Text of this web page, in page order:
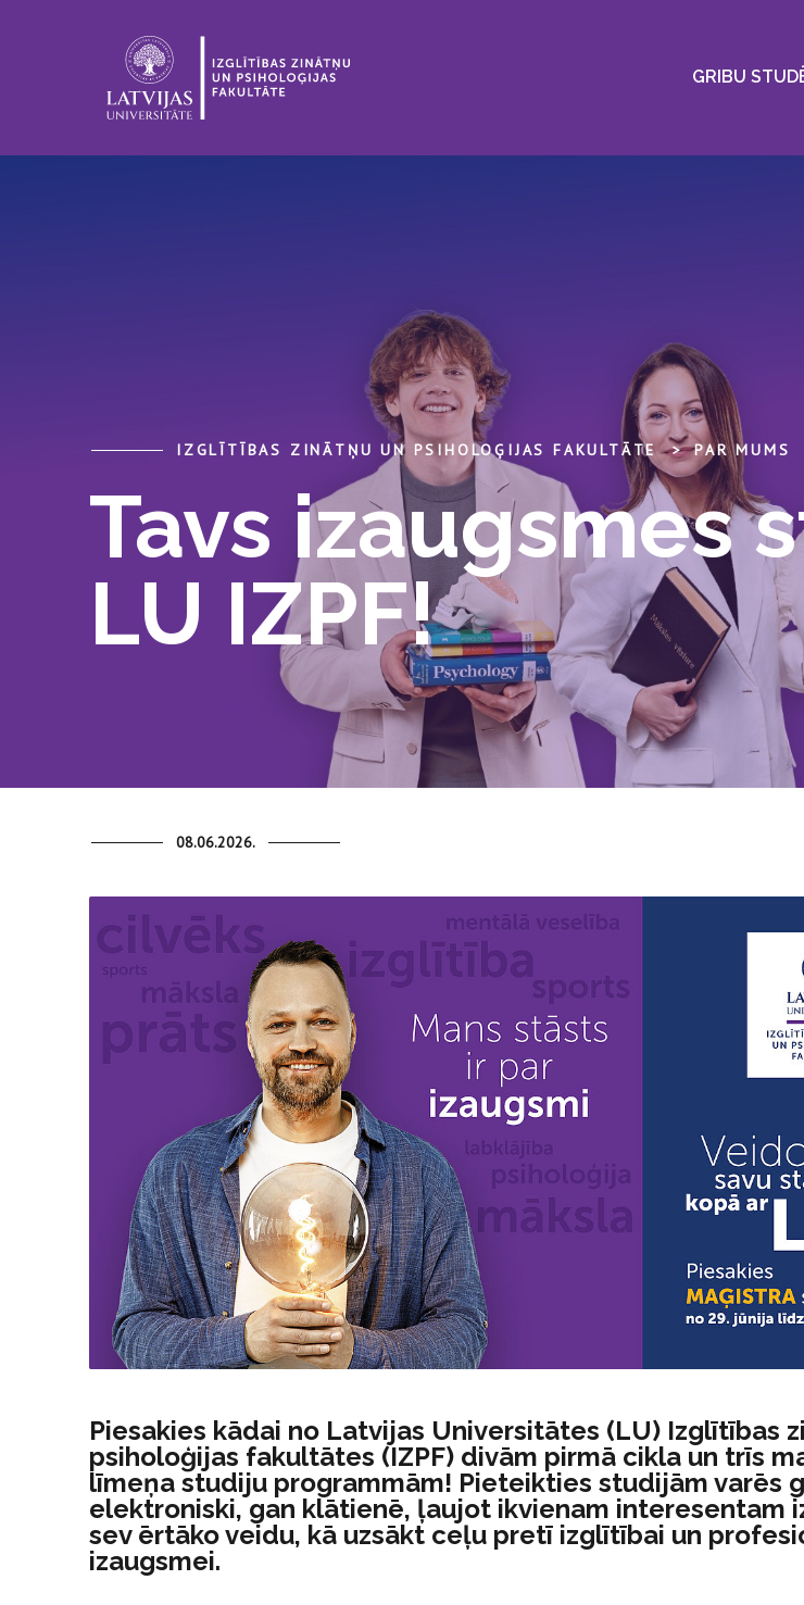
GRIBU
IZGLĪTĪBAS ZINĀTŅU UN PSIHOLOĢIJAS FAKULTĀTE PAR MUMS
Tavs izaugsmes
LU IZPF!
08.06.2026.
Piesakies kādai no Latvijas Universitātes (LU) Izglītības
psiholoģijas fakultātes (IZPF) divām pirmā cikla un trīs
līmeņa studiju programmām! Pieteikties studijām varēs
elektroniski, gan klātienē, ļaujot ikvienam interesentam
sev ērtāko veidu, kā uzsākt ceļu pretī izglītībai un
izaugsmei.